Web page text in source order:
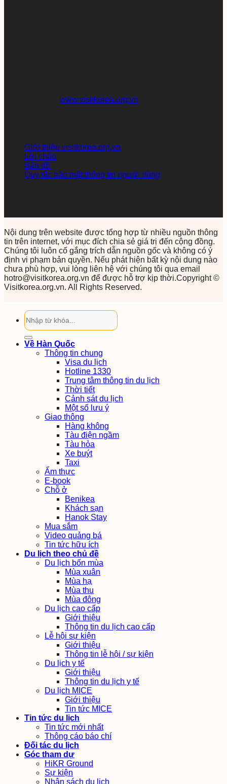
www.visitkorea.org.vn
Giới thiệu visitkorea.org.vn
Lời chào
Bản đồ
Quy tắc bảo mật thông tin người dùng
Nội dung trên website được tổng hợp từ nhiều nguồn thông
tin trên internet, với mục đích chia sẻ giá trị đến cộng đồng.
Chúng tôi luôn cố gắng trích dẫn nguồn gốc và không có ý
định vi phạm bản quyền. Nếu phát hiện bất kỳ nội dung nào
chưa phù hợp, vui lòng liên hệ với chúng tôi qua email
hotro@visitkorea.org.vn để được hỗ trợ kịp thời.Copyright ©
Visitkorea.org.vn. All Rights Reserved.
Về Hàn Quốc
Thông tin chung
Visa du lịch
Hotline 1330
Trung tâm thông tin du lịch
Thời tiết
Cảnh sát du lịch
Một số lưu ý
Giao thông
Hàng không
Tàu điện ngầm
Tàu hỏa
Xe buýt
Taxi
Ẩm thực
E-book
Chỗ ở
Benikea
Khách sạn
Hanok Stay
Mua sắm
Video quảng bá
Tin tức hữu ích
Du lịch theo chủ đề
Du lịch bốn mùa
Mùa xuân
Mùa hạ
Mùa thu
Mùa đông
Du lịch cao cấp
Giới thiệu
Thông tin du lịch cao cấp
Lễ hội sự kiện
Giới thiệu
Thông tin lễ hội / sự kiện
Du lịch y tế
Giới thiệu
Thông tin du lịch y tế
Du lịch MICE
Giới thiệu
Tin tức MICE
Tin tức du lịch
Tin tức mới nhất
Thông cáo báo chí
Đối tác du lịch
Góc tham dự
HiKR Ground
Sự kiện
Nhận sách du lịch